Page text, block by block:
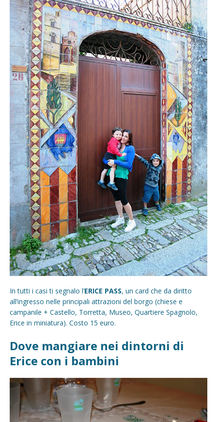
In tutti i casi ti segnalo l’ERICE PASS, un card che da diritto
all’ingresso nelle principali attrazioni del borgo (chiese e
campanile + Castello, Torretta, Museo, Quartiere Spagnolo,
Erice in miniatura). Costo 15 euro.
Dove mangiare nei dintorni di
Erice con i bambini